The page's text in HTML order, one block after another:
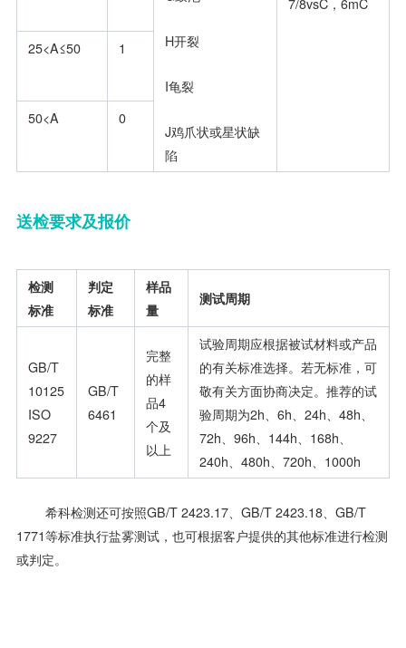
H开裂
I龟裂
J鸡爪状或星状缺
陷
25<A≤50 1
50<A 0
送检要求及报价
检测
标准
判定
标准
样品
量
测试周期
GB/T
10125
ISO
9227
GB/T
6461
完整
的样
品4
个及
以上
试验周期应根据被试材料或产品
的有关标准选择。若无标准，可
敬有关方面协商决定。推荐的试
验周期为2h、6h、24h、48h、
72h、96h、144h、168h、
240h、480h、720h、1000h
希科检测还可按照GB/T 2423.17、GB/T 2423.18、GB/T
1771等标准执行盐雾测试，也可根据客户提供的其他标准进行检测
或判定。